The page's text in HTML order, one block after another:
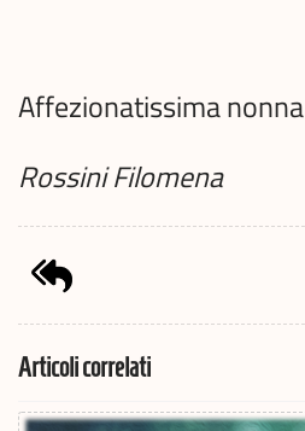
Affezionatissima nonna
Rossini Filomena
Articoli correlati